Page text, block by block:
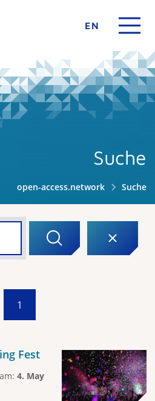
EN
Suche
open-access.network Suche
1
Fest
4. May